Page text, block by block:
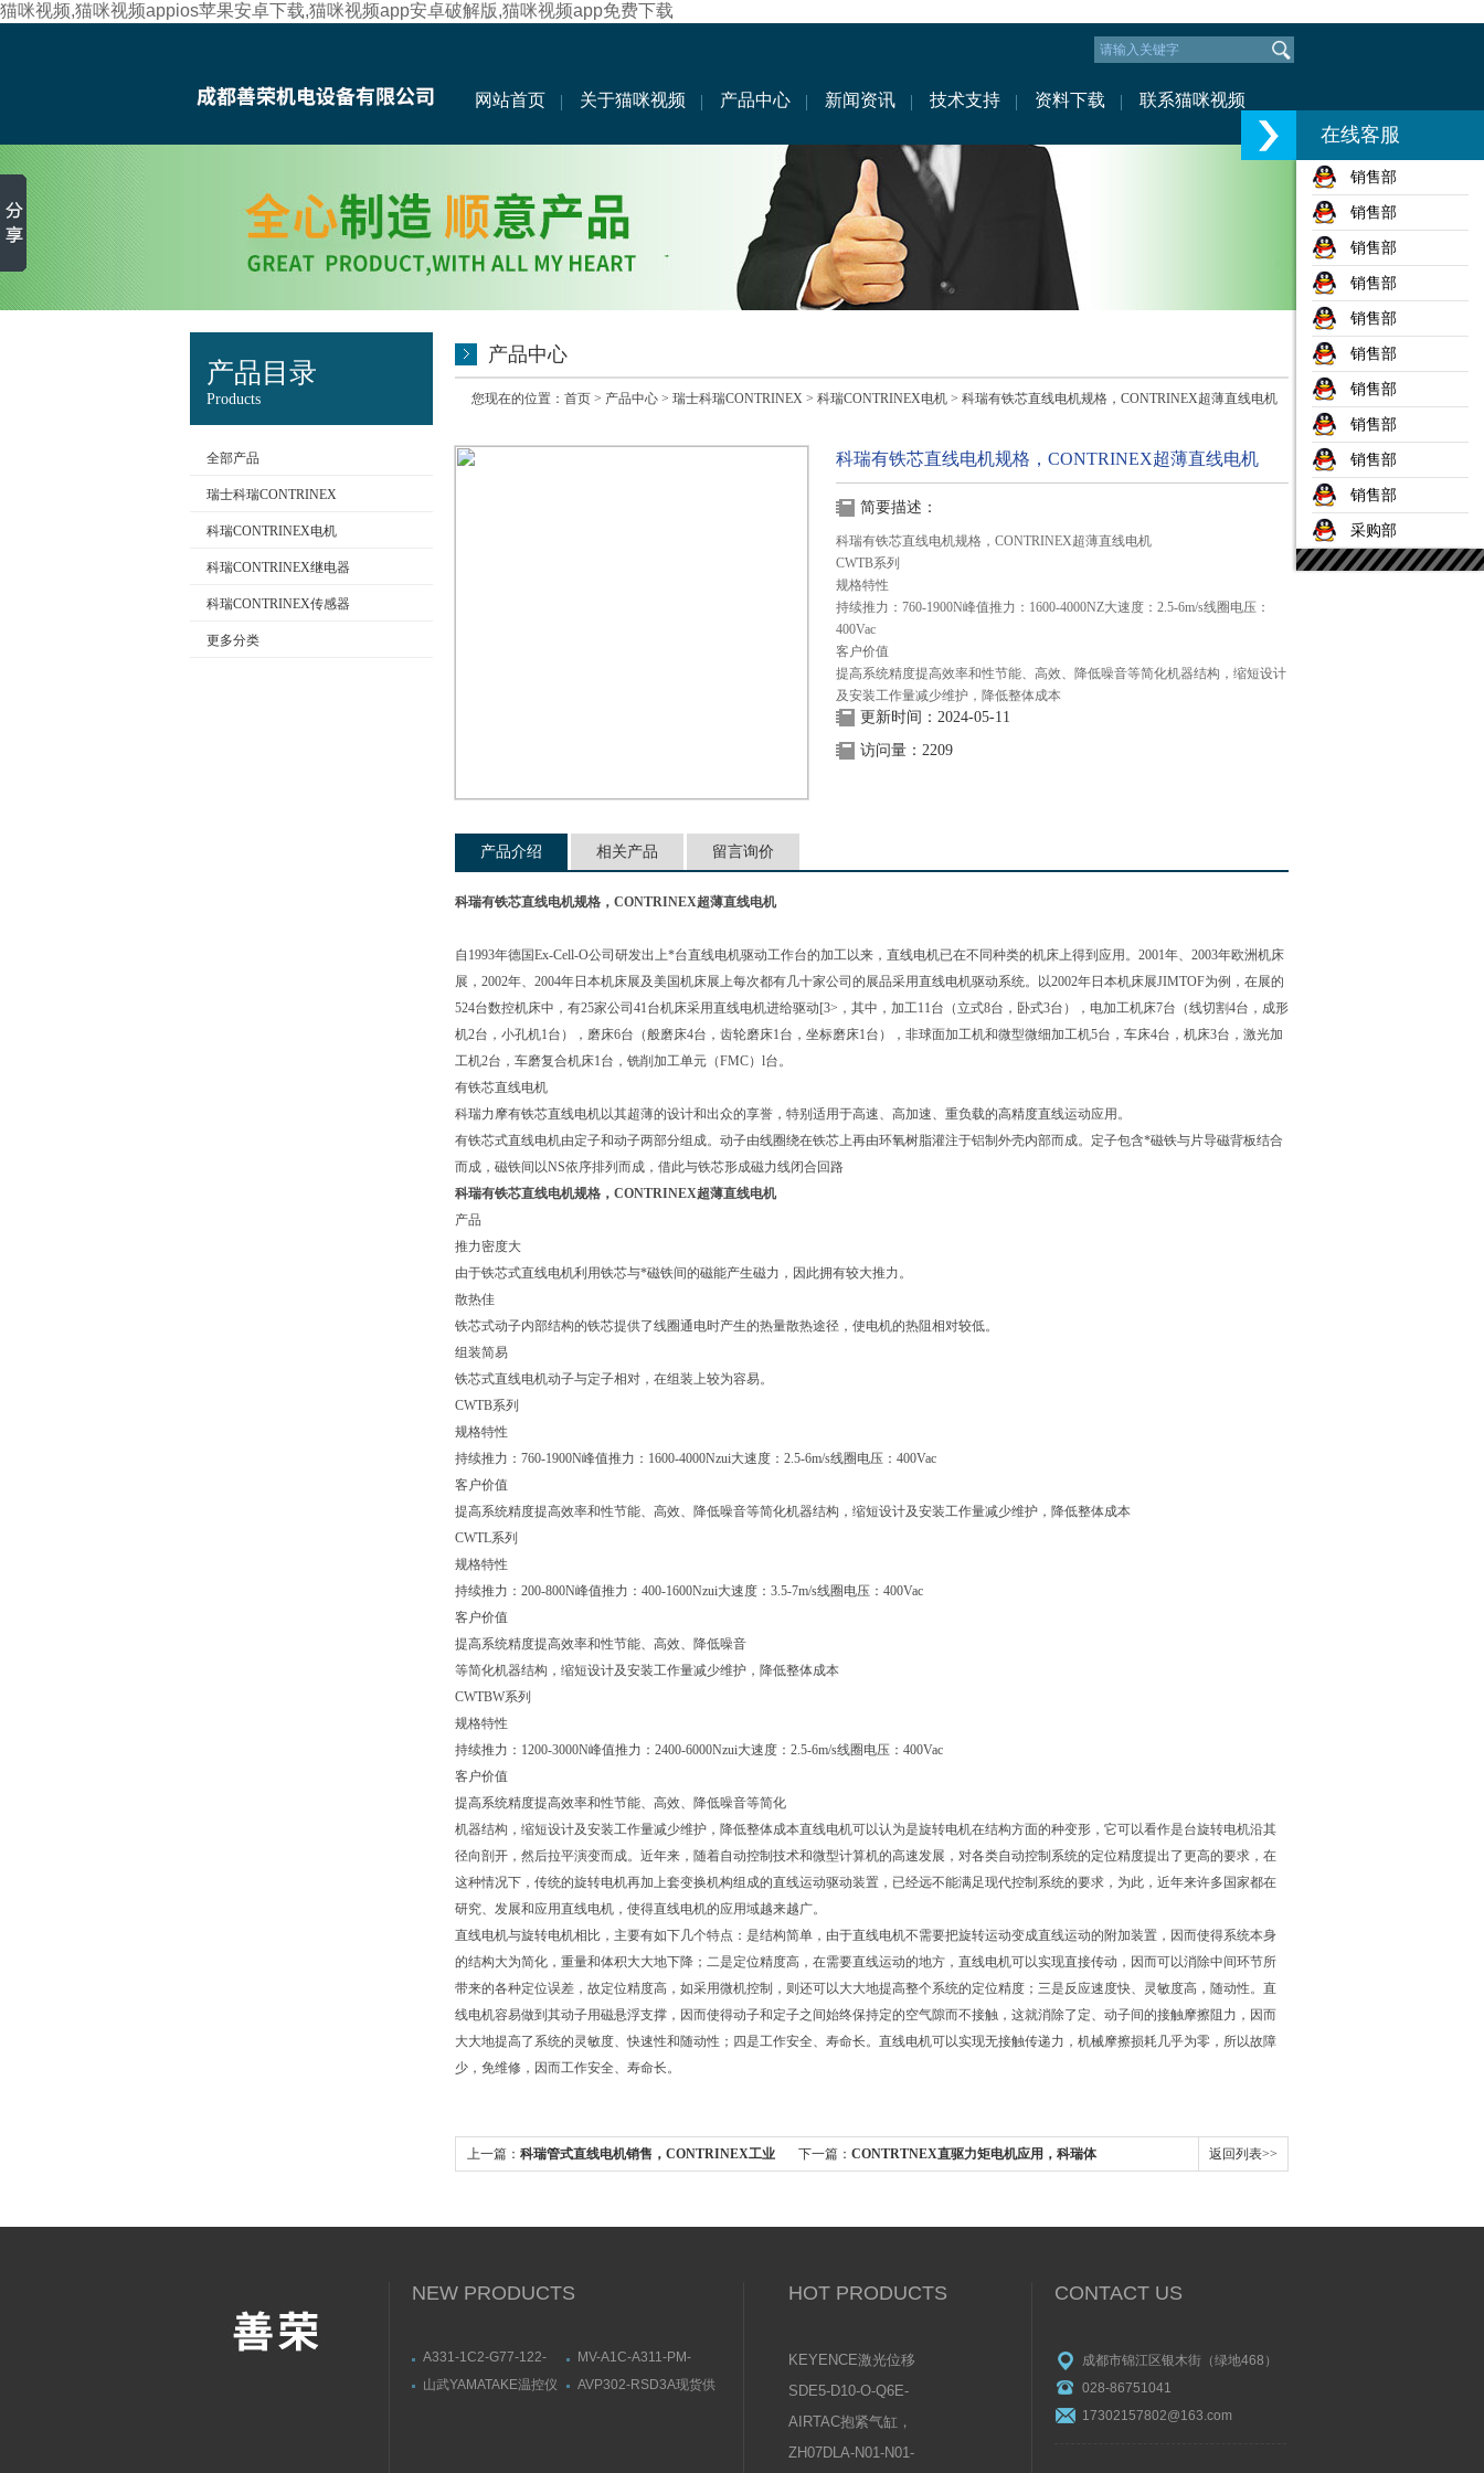
猫咪视频,猫咪视频appios苹果安卓下载,猫咪视频app安卓破解版,猫咪视频app免费下载
网站首页 关于猫咪视频 产品中心 新闻资讯 技术支持 资料下载 联系猫咪视频
产品目录
Products
全部产品
瑞士科瑞CONTRINEX
科瑞CONTRINEX电机
科瑞CONTRINEX继电器
科瑞CONTRINEX传感器
更多分类
产品中心
您现在的位置： 首页 > 产品中心 > 瑞士科瑞CONTRINEX > 科瑞CONTRINEX电机 > 科瑞有铁芯直线电机规格，CONTRINEX超薄直线电机
科瑞有铁芯直线电机规格，CONTRINEX超薄直线电机
简要描述：
科瑞有铁芯直线电机规格，CONTRINEX超薄直线电机
CWTB系列
规格特性
持续推力：760-1900N峰值推力：1600-4000NZ大速度：2.5-6m/s线圈电压：
400Vac
客户价值
提高系统精度提高效率和性节能、高效、降低噪音等简化机器结构，缩短设计
及安装工作量减少维护，降低整体成本
更新时间：2024-05-11
访问量：2209
产品介绍 相关产品 留言询价
科瑞有铁芯直线电机规格，CONTRINEX超薄直线电机
自1993年德国Ex-Cell-O公司研发出上*台直线电机驱动工作台的加工以来，直线电机已在不同种类的机床上得到应用。2001年、2003年欧洲机床
展，2002年、2004年日本机床展及美国机床展上每次都有几十家公司的展品采用直线电机驱动系统。以2002年日本机床展JIMTOF为例，在展的
524台数控机床中，有25家公司41台机床采用直线电机进给驱动[3>，其中，加工11台（立式8台，卧式3台），电加工机床7台（线切割4台，成形
机2台，小孔机1台），磨床6台（般磨床4台，齿轮磨床1台，坐标磨床1台），非球面加工机和微型微细加工机5台，车床4台，机床3台，激光加
工机2台，车磨复合机床1台，铣削加工单元（FMC）l台。
有铁芯直线电机
科瑞力摩有铁芯直线电机以其超薄的设计和出众的享誉，特别适用于高速、高加速、重负载的高精度直线运动应用。
有铁芯式直线电机由定子和动子两部分组成。动子由线圈绕在铁芯上再由环氧树脂灌注于铝制外壳内部而成。定子包含*磁铁与片导磁背板结合
而成，磁铁间以NS依序排列而成，借此与铁芯形成磁力线闭合回路
科瑞有铁芯直线电机规格，CONTRINEX超薄直线电机
产品
推力密度大
由于铁芯式直线电机利用铁芯与*磁铁间的磁能产生磁力，因此拥有较大推力。
散热佳
铁芯式动子内部结构的铁芯提供了线圈通电时产生的热量散热途径，使电机的热阻相对较低。
组装简易
铁芯式直线电机动子与定子相对，在组装上较为容易。
CWTB系列
规格特性
持续推力：760-1900N峰值推力：1600-4000Nzui大速度：2.5-6m/s线圈电压：400Vac
客户价值
提高系统精度提高效率和性节能、高效、降低噪音等简化机器结构，缩短设计及安装工作量减少维护，降低整体成本
CWTL系列
规格特性
持续推力：200-800N峰值推力：400-1600Nzui大速度：3.5-7m/s线圈电压：400Vac
客户价值
提高系统精度提高效率和性节能、高效、降低噪音
等简化机器结构，缩短设计及安装工作量减少维护，降低整体成本
CWTBW系列
规格特性
持续推力：1200-3000N峰值推力：2400-6000Nzui大速度：2.5-6m/s线圈电压：400Vac
客户价值
提高系统精度提高效率和性节能、高效、降低噪音等简化
机器结构，缩短设计及安装工作量减少维护，降低整体成本直线电机可以认为是旋转电机在结构方面的种变形，它可以看作是台旋转电机沿其
径向剖开，然后拉平演变而成。近年来，随着自动控制技术和微型计算机的高速发展，对各类自动控制系统的定位精度提出了更高的要求，在
这种情况下，传统的旋转电机再加上套变换机构组成的直线运动驱动装置，已经远不能满足现代控制系统的要求，为此，近年来许多国家都在
研究、发展和应用直线电机，使得直线电机的应用域越来越广。
直线电机与旋转电机相比，主要有如下几个特点：是结构简单，由于直线电机不需要把旋转运动变成直线运动的附加装置，因而使得系统本身
的结构大为简化，重量和体积大大地下降；二是定位精度高，在需要直线运动的地方，直线电机可以实现直接传动，因而可以消除中间环节所
带来的各种定位误差，故定位精度高，如采用微机控制，则还可以大大地提高整个系统的定位精度；三是反应速度快、灵敏度高，随动性。直
线电机容易做到其动子用磁悬浮支撑，因而使得动子和定子之间始终保持定的空气隙而不接触，这就消除了定、动子间的接触摩擦阻力，因而
大大地提高了系统的灵敏度、快速性和随动性；四是工作安全、寿命长。直线电机可以实现无接触传递力，机械摩擦损耗几乎为零，所以故障
少，免维修，因而工作安全、寿命长。
上一篇： 科瑞管式直线电机销售，CONTRINEX工业 下一篇： CONTRTNEX直驱力矩电机应用，科瑞体 返回列表>>
NEW PRODUCTS
A331-1C2-G77-122-
茂盛安装尺寸
MV-A1C-A311-PM-
产品介绍
山武YAMATAKE温控仪
AVP302-RSD3A现货供
HOT PRODUCTS
KEYENCE激光位移
传感器使用说明书
SDE5-D10-O-Q6E-
P-KFESTO费斯托压
AIRTAC抱紧气缸，
夹紧气缸常见问题及
ZH07DLA-N01-N01-
CONTACT US
成都市锦江区银木街（绿地468）
028-86751041
17302157802@163.com
在线客服
销售部
销售部
销售部
销售部
销售部
销售部
销售部
销售部
销售部
销售部
采购部